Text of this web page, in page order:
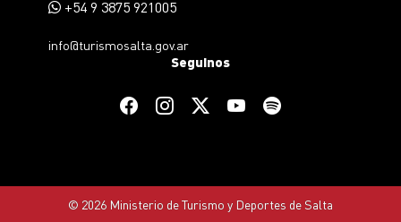
+54 9 3875 921005
info@turismosalta.gov.ar
Seguinos
© 2026 Ministerio de Turismo y Deportes de Salta